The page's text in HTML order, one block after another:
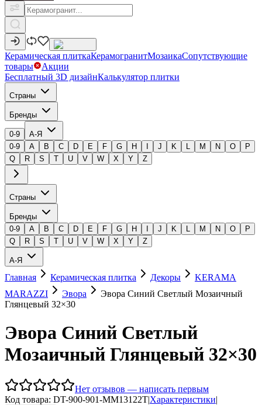
Керамическая плиткаКерамогранитМозаикаСопутствующие
товары
Акции
Бесплатный 3D дизайнКалькулятор плитки
Страны
Бренды
0-9
А-Я
0-9
A B C D E F G H J K L M N O
P
Q
R S T U V W X Y Z
Страны
Бренды
0-9
A B C D E F G H J K L M N O
P
Q
R S T U V W X Y Z
А-Я
Главная Керамическая плитка Декоры
KERAMA
MARAZZI
Эвора
Эвора Синий Светлый Мозаичный
Глянцевый 32×30
Эвора Синий Светлый
Мозаичный Глянцевый 32×30
Нет отзывов — написать первым
Код товара: DT-900-901-MM13122T|Характеристики|